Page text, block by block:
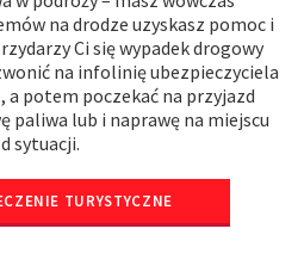
na drodze uzyskasz pomoc i
Ci się wypadek drogowy
na infolinię ubezpieczyciela
potem poczekać na przyjazd
paliwa lub i naprawę na miejscu
sytuacji.
TURYSTYCZNE